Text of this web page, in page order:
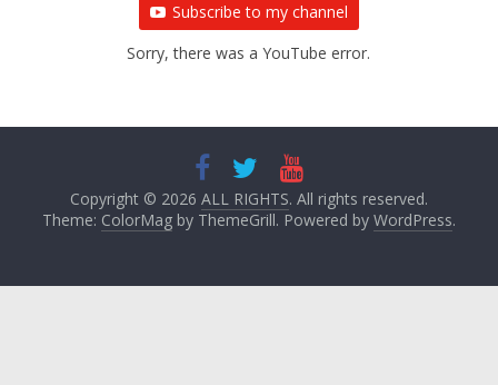
Subscribe to my channel
Sorry, there was a YouTube error.
Copyright © 2026 ALL RIGHTS. All rights reserved.
Theme: ColorMagby ThemeGrill. Powered by WordPress.